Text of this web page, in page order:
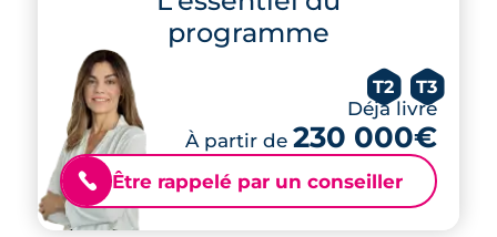
programme
T2 T3
Déjà livré
À partir de 230 000€
📞 Être rappelé par un conseiller